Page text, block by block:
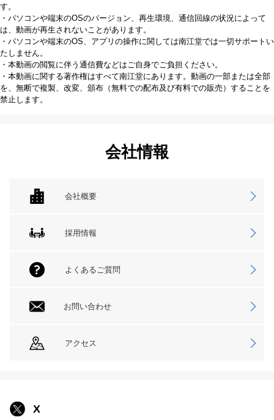
す。
・パソコンや端末のOSのバージョン、再生環境、通信回線の状況によって
は、動画が再生されないことがあります。
・パソコンや端末のOS、アプリの操作に関しては南江堂では一切サポートい
たしません。
・本動画の閲覧に伴う通信費などはご自身でご負担ください。
・本動画に関する著作権はすべて南江堂にあります。動画の一部または全部
を、無断で複製、改変、頒布（無料での配布及び有料での販売）することを
禁止します。
会社情報
会社概要
採用情報
よくあるご質問
お問い合わせ
アクセス
X